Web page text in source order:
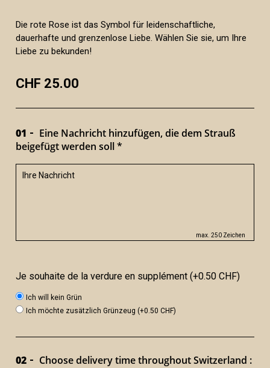
Die rote Rose ist das Symbol für leidenschaftliche,
dauerhafte und grenzenlose Liebe. Wählen Sie sie, um Ihre
Liebe zu bekunden!
CHF 25.00
01 Eine Nachricht hinzufügen, die dem Strauß
beigefügt werden soll *
max. 250 Zeichen
Je souhaite de la verdure en supplément (+0.50 CHF)
Ich will kein Grün
Ich möchte zusätzlich Grünzeug (+0.50 CHF)
02 Choose delivery time throughout Switzerland :